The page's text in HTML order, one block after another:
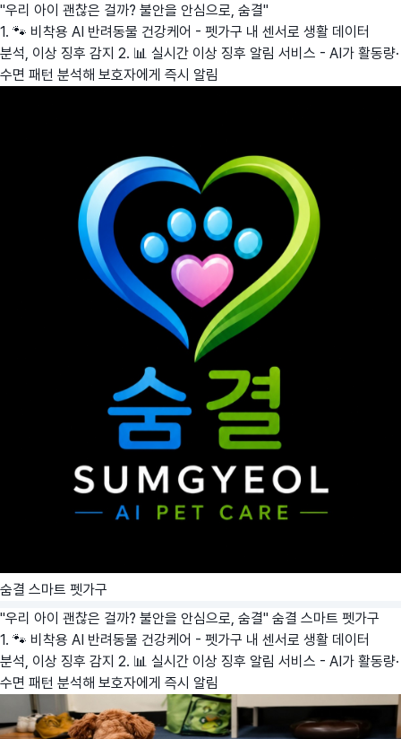
"우리 아이 괜찮은 걸까? 불안을 안심으로, 숨결"
1. 🐾 비착용 AI 반려동물 건강케어 - 펫가구 내 센서로 생활 데이터
분석, 이상 징후 감지 2. 📊 실시간 이상 징후 알림 서비스 - AI가 활동량·
수면 패턴 분석해 보호자에게 즉시 알림
숨결 스마트 펫가구
"우리 아이 괜찮은 걸까? 불안을 안심으로, 숨결" 숨결 스마트 펫가구
1. 🐾 비착용 AI 반려동물 건강케어 - 펫가구 내 센서로 생활 데이터
분석, 이상 징후 감지 2. 📊 실시간 이상 징후 알림 서비스 - AI가 활동량·
수면 패턴 분석해 보호자에게 즉시 알림